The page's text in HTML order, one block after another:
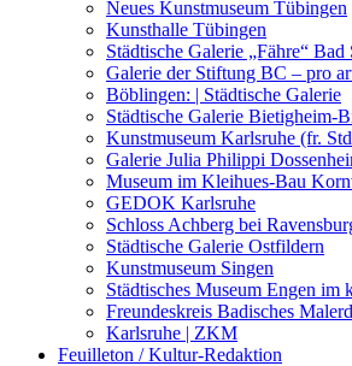
Kunstwettbewerbe,
Neues Kunstmuseum Tübingen
Kunsthalle Tübingen
Städtische Galerie „Fähre“ Bad
Galerie der Stiftung BC – pro
Böblingen: | Städtische Galerie
Städtische Galerie Bietigheim-
Kunstmuseum Karlsruhe (fr.
Galerie Julia Philippi
Museum im Kleihues-Bau
GEDOK Karlsruhe
Schloss Achberg bei
Städtische Galerie Ostfildern
Kunstmuseum Singen
Städtisches Museum Engen im
Freundeskreis Badisches
Karlsruhe | ZKM
Feuilleton / Kultur-Redaktion